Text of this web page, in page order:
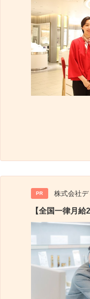
PR 株式会社
【全国一律月